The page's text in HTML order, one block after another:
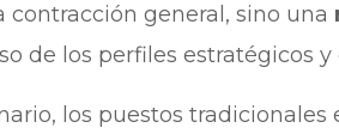
contracción general, sino una
de los perfiles estratégicos y
los puestos